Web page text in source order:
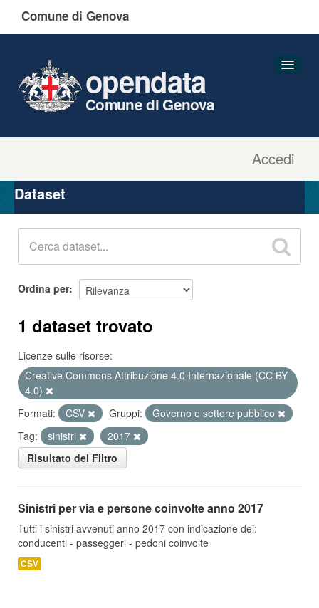
Comune di Genova
Accedi
opendata
Comune di Genova
Organizzazioni
Gruppi
Dataset
Ordina per
1 dataset trovato
Licenze sulle risorse:
Creative Commons Attribuzione 4.0 Internazionale (CC BY
4.0)
Formati:
CSV Gruppi:
Governo e settore pubblico
Tag:
sinistri
2017
Risultato del Filtro
Sinistri per via e persone coinvolte anno 2017
Tutti i sinistri avvenuti anno 2017 con indicazione dei:
conducenti - passeggeri - pedoni coinvolte
CSV